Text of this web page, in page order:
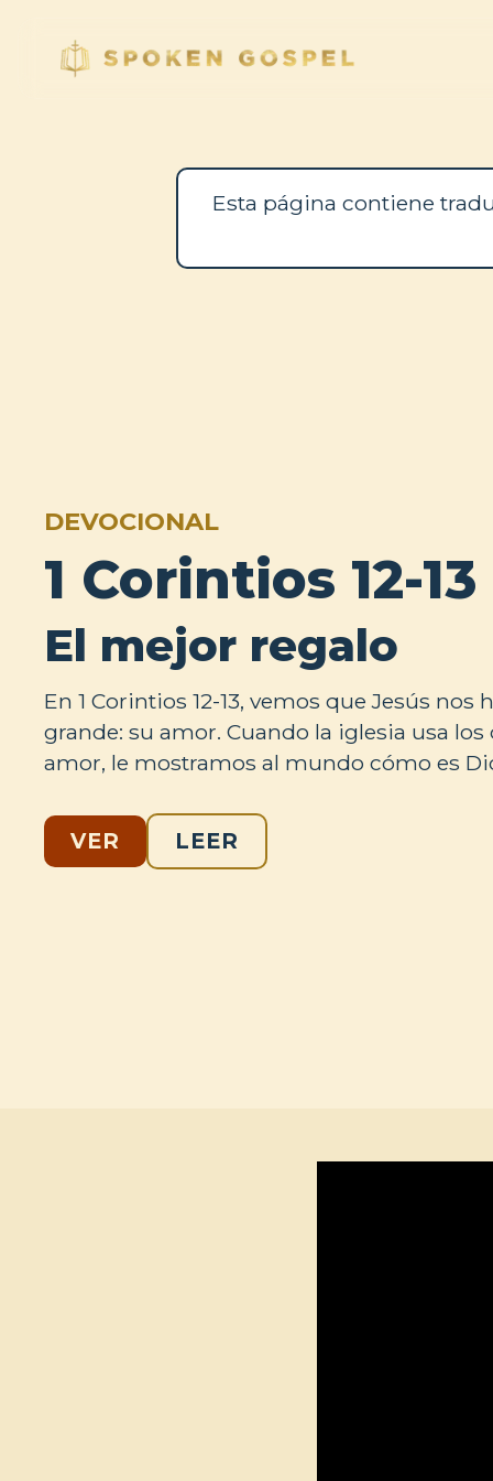
Esta página contiene
DEVOCIONAL
1 Corintios 12-13
El mejor regalo
En 1 Corintios 12-13, vemos que Jesús nos
grande: su amor. Cuando la iglesia usa
amor, le mostramos al mundo cómo es
VER LEER